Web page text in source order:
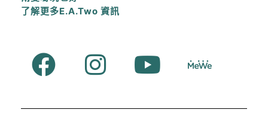
了解更多E.A.Two 資訊